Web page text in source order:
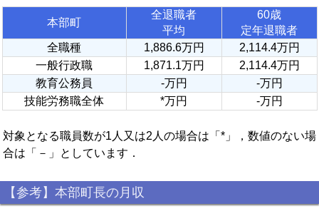
本部町
全退職者
平均
60歳
定年退職者
全職種
1,886.6万円
2,114.4万円
一般行政職
1,871.1万円
2,114.4万円
教育公務員
-万円
-万円
技能労務職全体
*万円 -万円
対象となる職員数が1人又は2人の場合は「*」，数値のない場
合は「－」としています．
【参考】本部町長の月収